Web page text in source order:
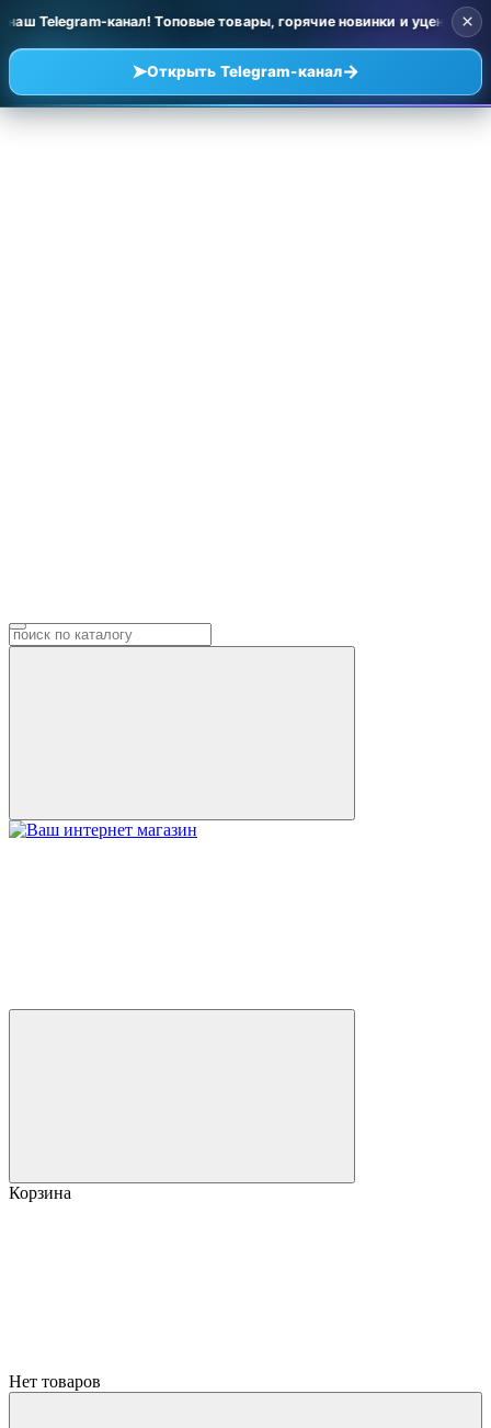
канал! Топовые товары, горячие новинки и уценка по
➤Открыть Telegram-канал→
×
Корзина
Нет товаров